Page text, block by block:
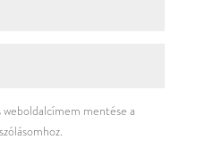
mentése a